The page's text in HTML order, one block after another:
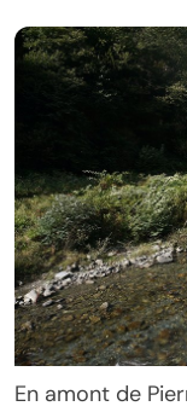
En amont de